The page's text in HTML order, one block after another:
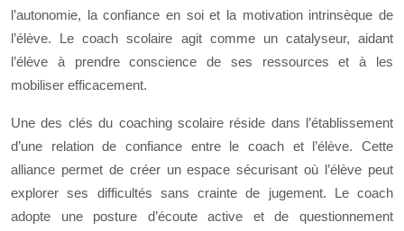
l’autonomie, la confiance en soi et la motivation intrinsèque de
l’élève. Le coach scolaire agit comme un catalyseur, aidant
l’élève à prendre conscience de ses ressources et à les
mobiliser efficacement.
Une des clés du coaching scolaire réside dans l’établissement
d’une relation de confiance entre le coach et l’élève. Cette
alliance permet de créer un espace sécurisant où l’élève peut
explorer ses difficultés sans crainte de jugement. Le coach
adopte une posture d’écoute active et de questionnement